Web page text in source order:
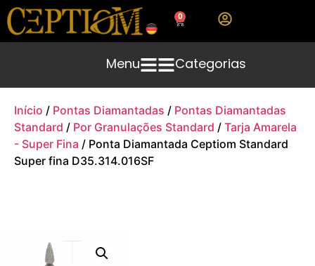
0
Menu Categorias
Início / Pontas Diamantadas / Pontas Diamantadas
Standard / Por Granulações Standard / Tarja Amarela
- Super Fina / Ponta Diamantada Ceptiom Standard
Super fina D35.314.016SF